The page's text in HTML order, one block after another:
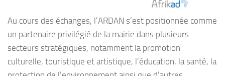
Au cours des échanges, l’ARDAN s’est positionnée comme
un partenaire privilégié de la mairie dans plusieurs
secteurs stratégiques, notamment la promotion
culturelle, touristique et artistique, l’éducation, la santé, la